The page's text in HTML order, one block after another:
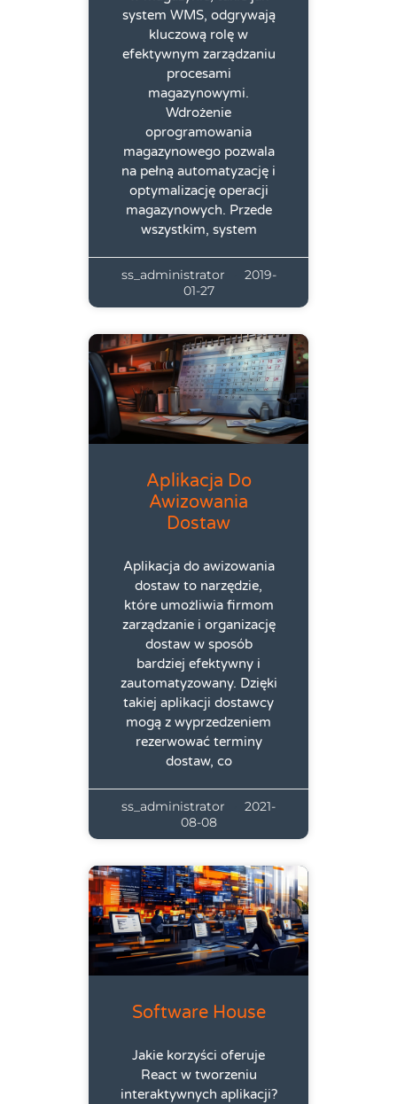
system WMS, odgrywają
kluczową rolę w
efektywnym zarządzaniu
procesami
magazynowymi.
Wdrożenie
oprogramowania
magazynowego pozwala
na pełną automatyzację i
optymalizację operacji
magazynowych. Przede
wszystkim, system
ss_administrator
2019-
01-27
Aplikacja Do
Awizowania
Dostaw
Aplikacja do awizowania
dostaw to narzędzie,
które umożliwia firmom
zarządzanie i organizację
dostaw w sposób
bardziej efektywny i
zautomatyzowany. Dzięki
takiej aplikacji dostawcy
mogą z wyprzedzeniem
rezerwować terminy
dostaw, co
ss_administrator
2021-
08-08
Software House
Jakie korzyści oferuje
React w tworzeniu
interaktywnych aplikacji?